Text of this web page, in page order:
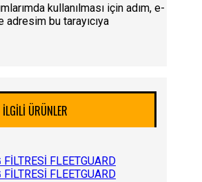
kullanılması için adım, e-
bu tarayıcıya
İLGILI ÜRÜNLER